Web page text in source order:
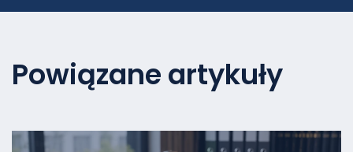
Powiązane artykuły